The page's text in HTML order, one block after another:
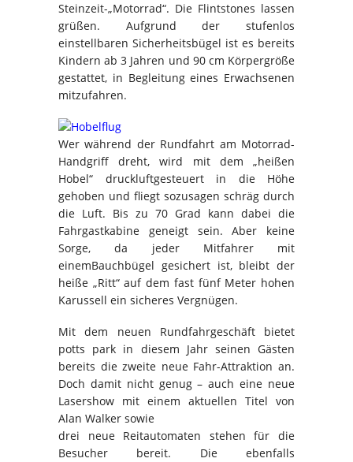
Steinzeit-„Motorrad“. Die Flintstones lassen
grüßen. Aufgrund der stufenlos
einstellbaren Sicherheitsbügel ist es bereits
Kindern ab 3 Jahren und 90 cm Körpergröße
gestattet, in Begleitung eines Erwachsenen
mitzufahren.
Wer während der Rundfahrt am Motorrad-
Handgriff dreht, wird mit dem „heißen
Hobel“ druckluftgesteuert in die Höhe
gehoben und fliegt sozusagen schräg durch
die Luft. Bis zu 70 Grad kann dabei die
Fahrgastkabine geneigt sein. Aber keine
Sorge, da jeder Mitfahrer mit
einemBauchbügel gesichert ist, bleibt der
heiße „Ritt“ auf dem fast fünf Meter hohen
Karussell ein sicheres Vergnügen.
Mit dem neuen Rundfahrgeschäft bietet
potts park in diesem Jahr seinen Gästen
bereits die zweite neue Fahr-Attraktion an.
Doch damit nicht genug – auch eine neue
Lasershow mit einem aktuellen Titel von
Alan Walker sowie
drei neue Reitautomaten stehen für die
Besucher bereit. Die ebenfalls